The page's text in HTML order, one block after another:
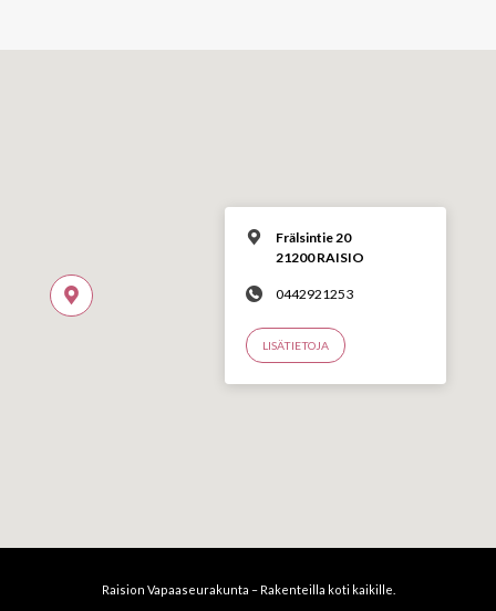
Frälsintie 20
21200 RAISIO
0442921253
LISÄTIETOJA
Raision Vapaaseurakunta – Rakenteilla koti kaikille.